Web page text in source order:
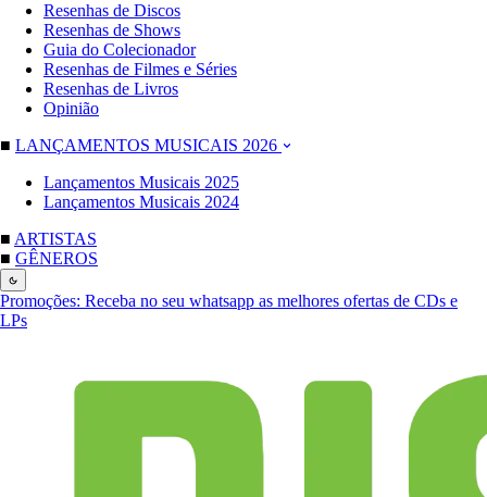
Resenhas de Discos
Resenhas de Shows
Guia do Colecionador
Resenhas de Filmes e Séries
Resenhas de Livros
Opinião
■ LANÇAMENTOS MUSICAIS 2026
Lançamentos Musicais 2025
Lançamentos Musicais 2024
■ ARTISTAS
■ GÊNEROS
Promoções: Receba no seu whatsapp as melhores ofertas de CDs e
LPs